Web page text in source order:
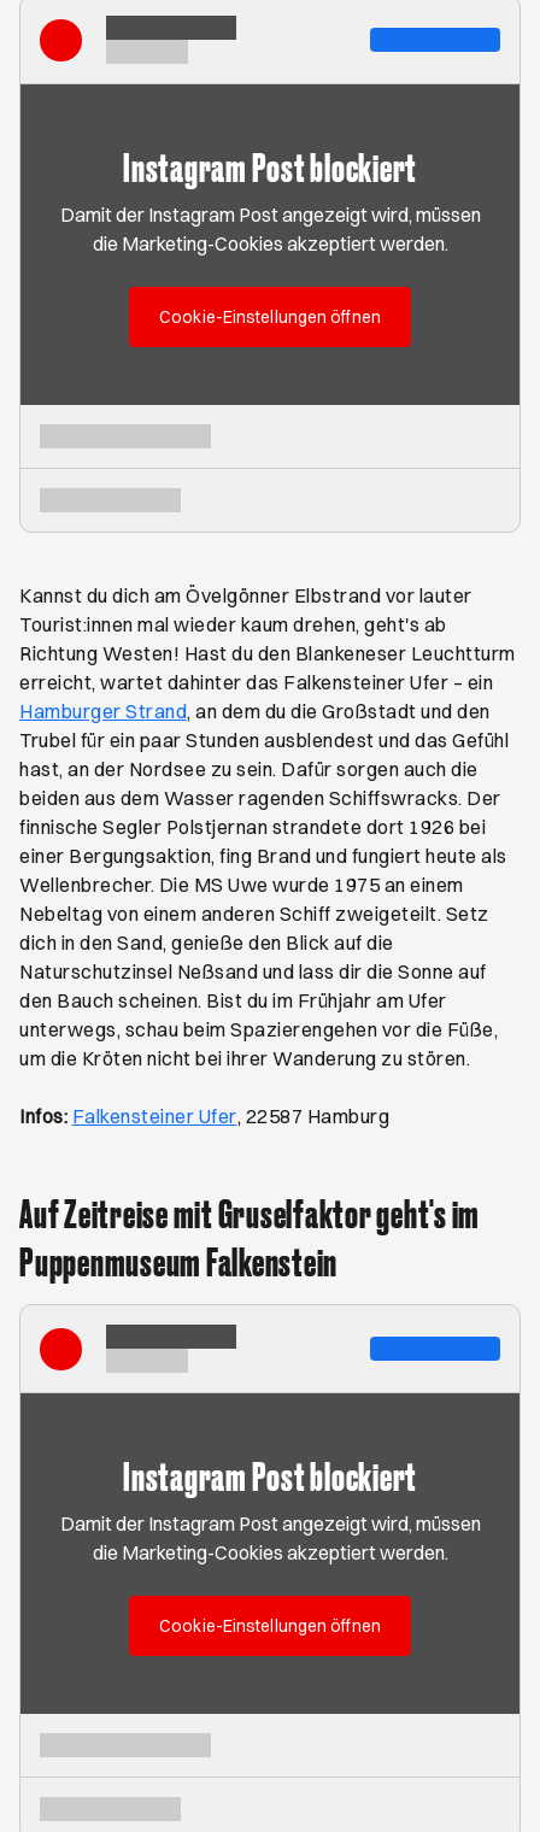
Instagram Post blockiert
Damit der Instagram Post angezeigt wird, müssen
die Marketing-Cookies akzeptiert werden.
Cookie-Einstellungen öffnen
Kannst du dich am Övelgönner Elbstrand vor lauter
Tourist:innen mal wieder kaum drehen, geht's ab
Richtung Westen! Hast du den Blankeneser Leuchtturm
erreicht, wartet dahinter das Falkensteiner Ufer – ein
Hamburger Strand, an dem du die Großstadt und den
Trubel für ein paar Stunden ausblendest und das Gefühl
hast, an der Nordsee zu sein. Dafür sorgen auch die
beiden aus dem Wasser ragenden Schiffswracks. Der
finnische Segler Polstjernan strandete dort 1926 bei
einer Bergungsaktion, fing Brand und fungiert heute als
Wellenbrecher. Die MS Uwe wurde 1975 an einem
Nebeltag von einem anderen Schiff zweigeteilt. Setz
dich in den Sand, genieße den Blick auf die
Naturschutzinsel Neßsand und lass dir die Sonne auf
den Bauch scheinen. Bist du im Frühjahr am Ufer
unterwegs, schau beim Spazierengehen vor die Füße,
um die Kröten nicht bei ihrer Wanderung zu stören.
Infos: Falkensteiner UferÖffnet ein neues Browser-Tab
, 22587 Hamburg
Auf Zeitreise mit Gruselfaktor geht's im
Puppenmuseum Falkenstein
Instagram Post blockiert
Damit der Instagram Post angezeigt wird, müssen
die Marketing-Cookies akzeptiert werden.
Cookie-Einstellungen öffnen